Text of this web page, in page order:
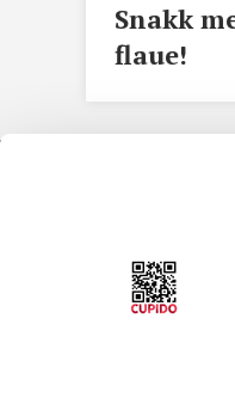
Snakk
flaue!
Ansvarlig redaktør :
Petter Sommerfelt
Om Cupido